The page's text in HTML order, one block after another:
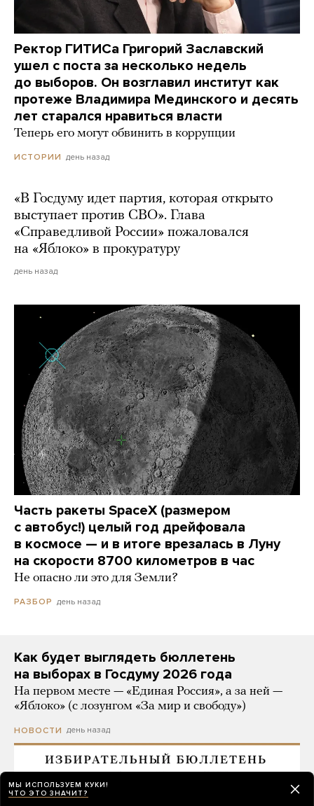
Ректор ГИТИСа Григорий Заславский
ушел с поста за несколько недель
до выборов. Он возглавил институт как
протеже Владимира Мединского и десять
лет старался нравиться власти
Теперь его могут обвинить в коррупции
ИСТОРИИ день назад
«В Госдуму идет партия, которая открыто
выступает против СВО». Глава
«Справедливой России» пожаловался
на «Яблоко» в прокуратуру
день назад
Часть ракеты SpaceX (размером
с автобус!) целый год дрейфовала
в космосе — и в итоге врезалась в Луну
на скорости 8700 километров в час
Не опасно ли это для Земли?
РАЗБОР день назад
Как будет выглядеть бюллетень
на выборах в Госдуму 2026 года
На первом месте — «Единая Россия», а за ней —
«Яблоко» (с лозунгом «За мир и свободу»)
НОВОСТИ день назад
МЫ ИСПОЛЬЗУЕМ КУКИ!
ЧТО ЭТО ЗНАЧИТ?